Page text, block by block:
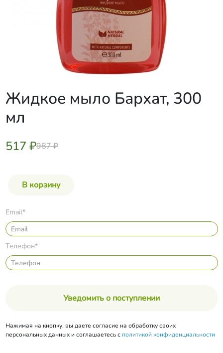
Жидкое мыло Бархат, 300
мл
517 ₽987 ₽
Email*
Телефон*
Уведомить о поступлении
Нажимая на кнопку, вы даете согласие на обработку своих
персональных данных и соглашаетесь с политикой конфиденциальности